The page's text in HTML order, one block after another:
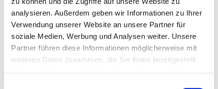
analysieren. Außerdem geben wir Informationen zu Ihrer
Verwendung unserer Website an unsere Partner für
soziale Medien, Werbung und Analysen weiter. Unsere
Partner führen diese Informationen möglicherweise mit
weiteren Daten zusammen, die Sie ihnen bereitgestellt
Der Kranz hängt und die erste Kerze brennt. Wie jedes
Jahr wurde unsere schöne Kirche noch ein Stück
schöner durch den jährlichen Adventskranz, der diesmal
besonders groß und hell in unserer Kirche aufleuchtet.
Zudem ist wie jedes Jahr an jedem Adventssonntag ein
Gottesdienst. Jeder sollte mindestens einmal erleben,
uns der Kranz und die neue Kerze an etwas erinnern: an